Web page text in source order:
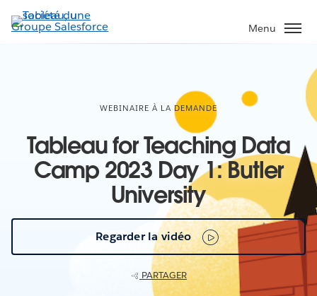
Aller
au
Menu
WEBINAIRE À LA DEMANDE
Tableau for Teaching Data
Camp 2023 Day 1: Butler
University
Regarder la vidéo
PARTAGER